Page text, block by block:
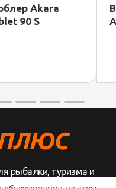
Akara
90 S
рыбалки, туризма и